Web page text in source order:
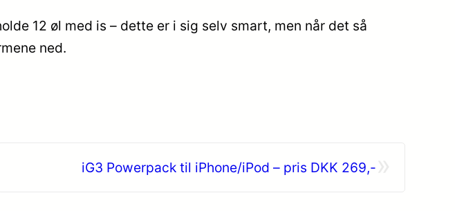
12 øl med is – dette er i sig selv smart, men når det så
ned.
iG3 Powerpack til iPhone/iPod – pris DKK 269,-